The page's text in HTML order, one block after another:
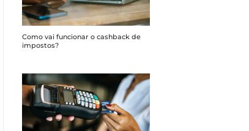
Como vai funcionar o cashback de
impostos?